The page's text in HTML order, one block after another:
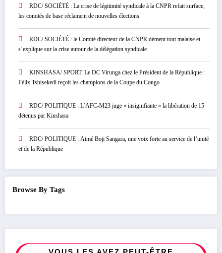
RDC/ SOCIÉTÉ : La crise de légitimité syndicale à la CNPR refait surface,
les comités de base réclament de nouvelles élections
RDC/ SOCIÉTÉ : le Comité directeur de la CNPR dément tout malaise et
s’explique sur la crise autour de la délégation syndicale
KINSHASA/ SPORT: Le DC Virunga chez le Président de la République :
Félix Tshisekedi reçoit les champions de la Coupe du Congo
RDC/ POLITIQUE : L’AFC-M23 juge « insignifiante » la libération de 15
détenus par Kinshasa
RDC/ POLITIQUE : Aimé Boji Sangara, une voix forte au service de l’unité
et de la République
Browse By Tags